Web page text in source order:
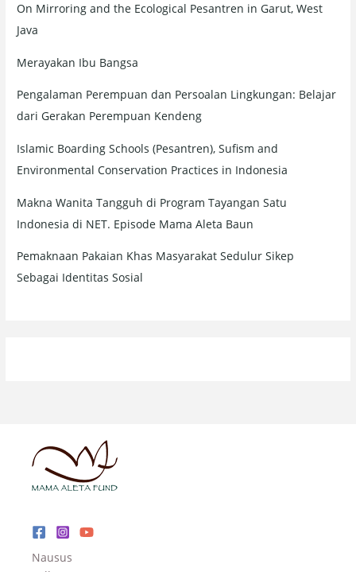
On Mirroring and the Ecological Pesantren in Garut, West
Java
Merayakan Ibu Bangsa
Pengalaman Perempuan dan Persoalan Lingkungan: Belajar
dari Gerakan Perempuan Kendeng
Islamic Boarding Schools (Pesantren), Sufism and
Environmental Conservation Practices in Indonesia
Makna Wanita Tangguh di Program Tayangan Satu
Indonesia di NET. Episode Mama Aleta Baun
Pemaknaan Pakaian Khas Masyarakat Sedulur Sikep
Sebagai Identitas Sosial
Nausus